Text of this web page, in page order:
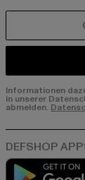
Informationen
in unserer
abmelden.